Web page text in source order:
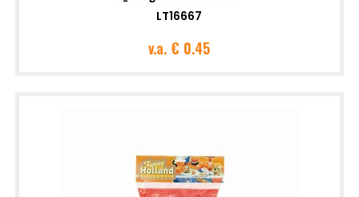
LT16667
v.a. € 0.45